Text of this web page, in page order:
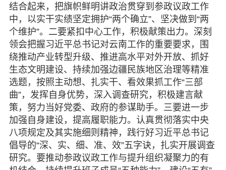
结合起来，把旗帜鲜明讲政治贯穿到参政议政工作
中，以实干实绩坚定拥护“两个确立”、坚决做到“两
个维护”。二要紧扣中心工作，积极献策出力。深刻
领会把握习近平总书记对云南工作的重要要求，围
绕推动产业转型升级、推进高水平对外开放、抓好
生态文明建设、持续加强边疆民族地区治理等精准
选题，按照主动想、扎实干、看效果抓工作“三部
曲”，发挥自身优势，深入调查研究，积极建言献
策，努力当好党委、政府的参谋助手。三要进一步
加强自身建设，提高履职能力。认真贯彻落实中央
八项规定及其实施细则精神，践行好习近平总书记
倡导的“深、实、细、准、效”五字诀，扎实开展调查
研究。要推动参政议政工作与提升组织凝聚力的有